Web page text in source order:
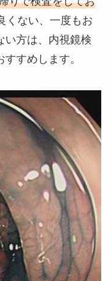
くない、一度もお
い方は、内視鏡検
すめします。